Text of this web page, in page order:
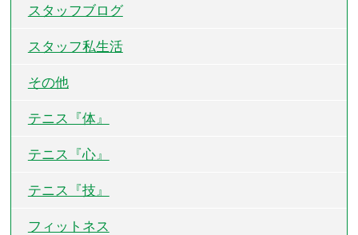
スタッフブログ
スタッフ私生活
その他
テニス『体』
テニス『心』
テニス『技』
フィットネス